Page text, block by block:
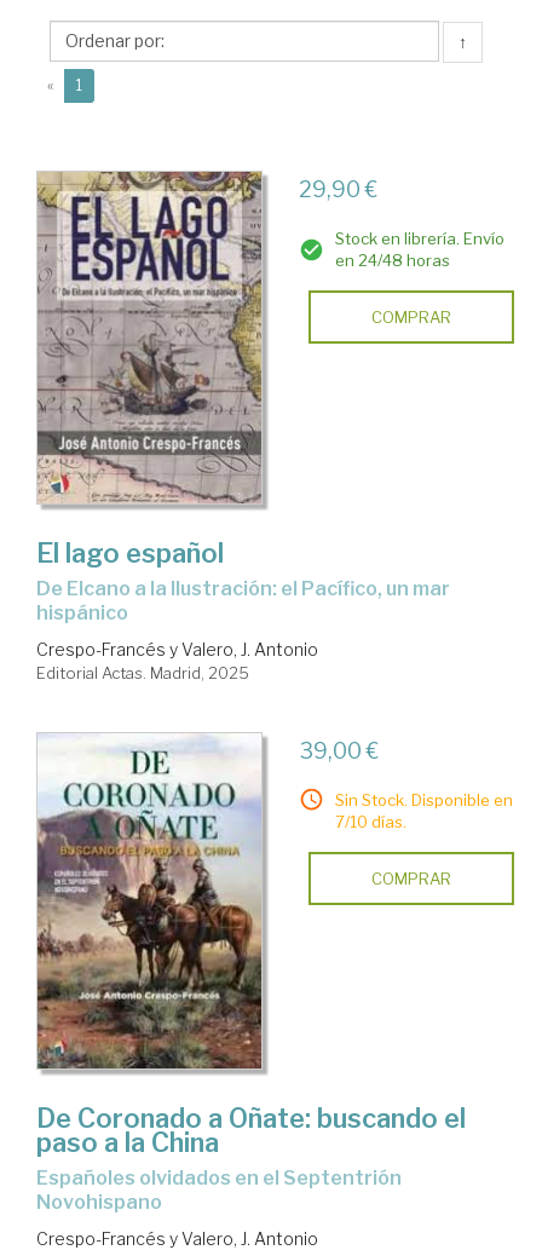
y
Valero,
J.
↑
« 1
29,90 €
Stock en librería. Envío
en 24/48 horas
COMPRAR
El lago español
De Elcano a la Ilustración: el Pacífico, un mar
hispánico
Crespo-Francés y Valero, J. Antonio
Editorial Actas. Madrid, 2025
39,00 €
Sin Stock. Disponible en
7/10 días.
COMPRAR
De Coronado a Oñate: buscando el
paso a la China
Españoles olvidados en el Septentrión
Novohispano
Crespo-Francés y Valero, J. Antonio